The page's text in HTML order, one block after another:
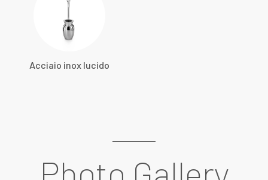
Acciaio inox lucido